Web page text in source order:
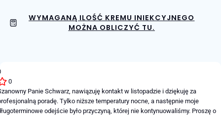
WYMAGANĄ ILOŚĆ KREMU INIEKCYJNEGO
MOŻNA OBLICZYĆ TU.
0
Panie Schwarz, nawiązuję kontakt w listopadzie i dziękuję za
poradę. Tylko niższe temperatury nocne, a następnie moje
odejście było przyczyną, której nie kontynuowaliśmy. Proszę o